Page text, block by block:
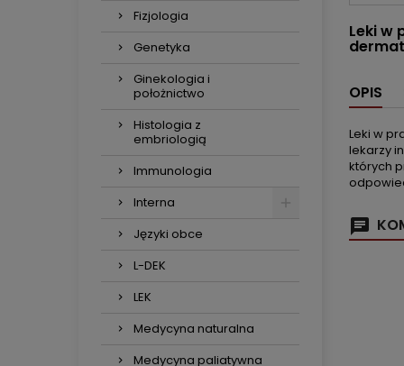
Fizjologia
Genetyka
Ginekologia i
położnictwo
Histologia z
embriologią
Immunologia
Interna
Języki obce
L-DEK
LEK
Medycyna naturalna
Medycyna paliatywna
Leki w
OPIS
Leki w
lekarzy
których